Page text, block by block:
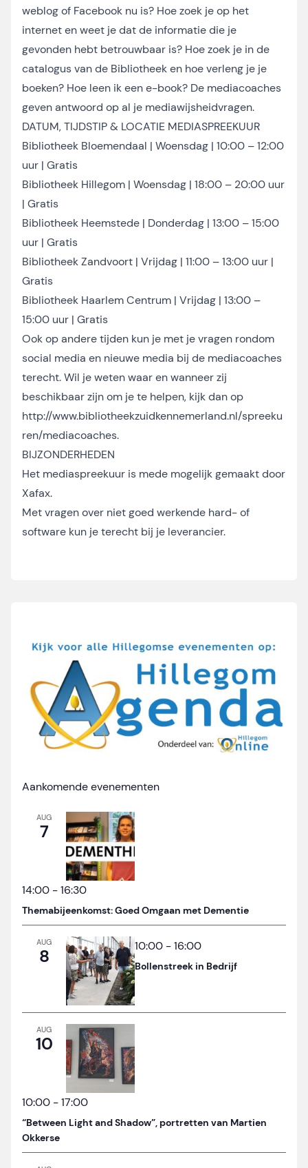
weblog of Facebook nu is? Hoe zoek je op het
internet en weet je dat de informatie die je
gevonden hebt betrouwbaar is? Hoe zoek je in de
catalogus van de Bibliotheek en hoe verleng je je
boeken? Hoe leen ik een e-book? De mediacoaches
geven antwoord op al je mediawijsheidvragen.
DATUM, TIJDSTIP & LOCATIE MEDIASPREEKUUR
Bibliotheek Bloemendaal | Woensdag | 10:00 – 12:00
uur | Gratis
Bibliotheek Hillegom | Woensdag | 18:00 – 20:00 uur
| Gratis
Bibliotheek Heemstede | Donderdag | 13:00 – 15:00
uur | Gratis
Bibliotheek Zandvoort | Vrijdag | 11:00 – 13:00 uur |
Gratis
Bibliotheek Haarlem Centrum | Vrijdag | 13:00 –
15:00 uur | Gratis
Ook op andere tijden kun je met je vragen rondom
social media en nieuwe media bij de mediacoaches
terecht. Wil je weten waar en wanneer zij
beschikbaar zijn om je te helpen, kijk dan op
http://www.bibliotheekzuidkennemerland.nl/spreeku
ren/mediacoaches.
BIJZONDERHEDEN
Het mediaspreekuur is mede mogelijk gemaakt door
Xafax.
Met vragen over niet goed werkende hard- of
software kun je terecht bij je leverancier.
Aankomende evenementen
AUG
7
14:00 -16:30
Themabijeenkomst: Goed Omgaan met Dementie
AUG
8 10:00 -16:00
Bollenstreek in Bedrijf
AUG
10
10:00 -17:00
“Between Light and Shadow”, portretten van Martien
Okkerse